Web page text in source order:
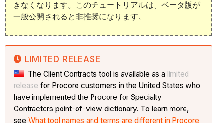
きなくなります。このチュートリアルは、ベータ版が
一般公開されると非推奨になります。
LIMITED RELEASE
The Client Contracts tool is available as a limited
release for Procore customers in the United States who
have implemented the Procore for Specialty
Contractors point-of-view dictionary. To learn more,
seeWhat tool names and terms are different in Procore